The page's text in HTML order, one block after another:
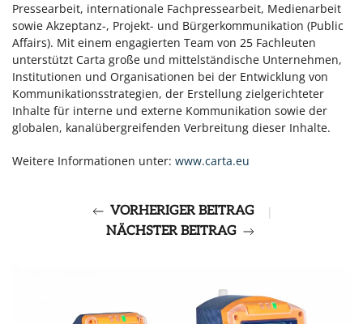
Pressearbeit, internationale Fachpressearbeit, Medienarbeit
sowie Akzeptanz-, Projekt- und Bürgerkommunikation (Public
Affairs). Mit einem engagierten Team von 25 Fachleuten
unterstützt Carta große und mittelständische Unternehmen,
Institutionen und Organisationen bei der Entwicklung von
Kommunikationsstrategien, der Erstellung zielgerichteter
Inhalte für interne und externe Kommunikation sowie der
globalen, kanalübergreifenden Verbreitung dieser Inhalte.
Weitere Informationen unter: www.carta.eu
VORHERIGER BEITRAG
|
NÄCHSTER BEITRAG